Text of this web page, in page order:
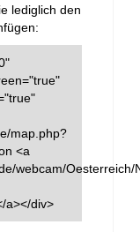
lediglich den
map.php?
<a
webcam/Oesterreich/
a></div>